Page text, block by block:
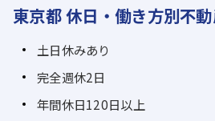
東京都 休日・働き方別不
土日休みあり
完全週休2日
年間休日120日以上